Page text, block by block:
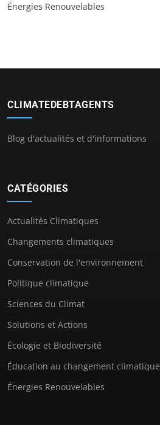
Énergies Renouvelables
CLIMATEDEBTAGENTS
Blog d'actualités et d'informations
CATÉGORIES
Actualités Climatiques
Changements climatiques
Conservation de l'environnement
Politique climatique
Sciences du Climat
Solutions et Actions
Écologie et Biodiversité
Éducation au changement climatique
Énergies Renouvelables